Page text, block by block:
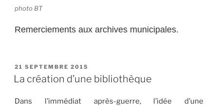
photo BT
Remerciements aux archives municipales.
PUBLIÉ
LE
21 SEPTEMBRE 2015
La création d’une bibliothèque
Dans l’immédiat après-guerre, l’idée d’une